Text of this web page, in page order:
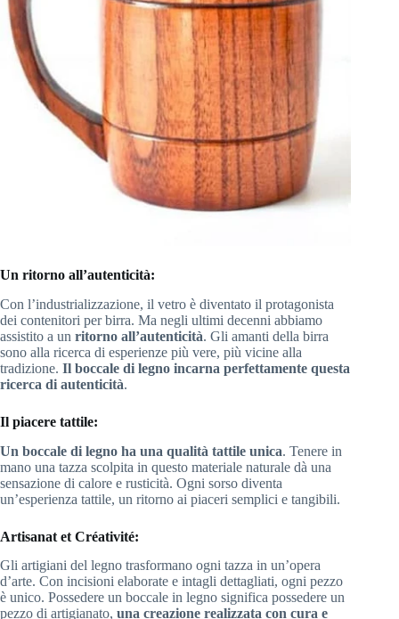
Un ritorno all’autenticità:
Con l’industrializzazione, il vetro è diventato il protagonista
dei contenitori per birra. Ma negli ultimi decenni abbiamo
assistito a un ritorno all’autenticità. Gli amanti della birra
sono alla ricerca di esperienze più vere, più vicine alla
tradizione. Il boccale di legno incarna perfettamente questa
ricerca di autenticità.
Il piacere tattile:
Un boccale di legno ha una qualità tattile unica. Tenere in
mano una tazza scolpita in questo materiale naturale dà una
sensazione di calore e rusticità. Ogni sorso diventa
un’esperienza tattile, un ritorno ai piaceri semplici e tangibili.
Artisanat et Créativité:
Gli artigiani del legno trasformano ogni tazza in un’opera
d’arte. Con incisioni elaborate e intagli dettagliati, ogni pezzo
è unico. Possedere un boccale in legno significa possedere un
pezzo di artigianato, una creazione realizzata con cura e